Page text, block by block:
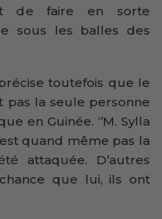
de faire en sorte
sous les balles des
toutefois que le
pas la seule personne
en Guinée. ‘’M. Sylla
quand même pas la
attaquée. D’autres
que lui, ils ont